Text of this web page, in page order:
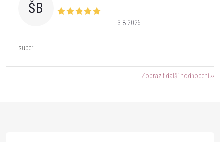
ŠB
3.8.2026
super
Zobrazit další hodnocení